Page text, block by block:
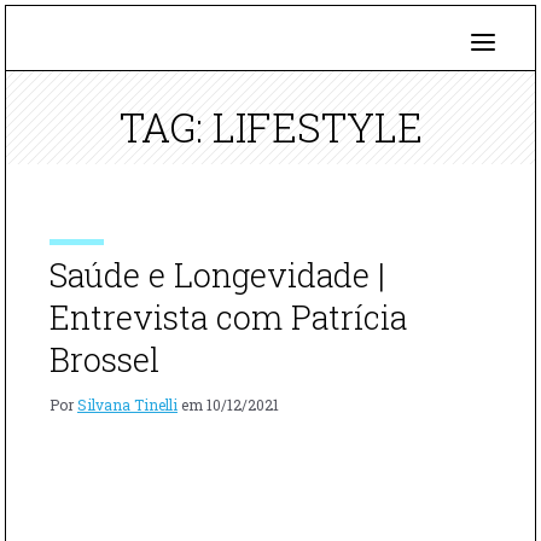
TAG: LIFESTYLE
Saúde e Longevidade |
Entrevista com Patrícia
Brossel
PorSilvana Tinelli em 10/12/2021